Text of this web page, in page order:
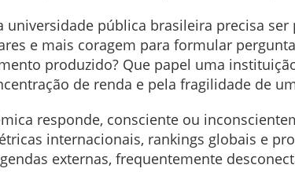
universidade pública brasileira precisa
e mais coragem para formular
produzido? Que papel uma
de renda e pela fragilidade de
responde, consciente ou
internacionais, rankings globais e
externas, frequentemente